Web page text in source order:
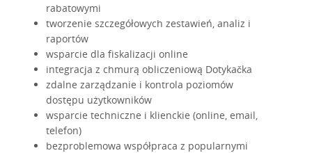
rabatowymi
tworzenie szczegółowych zestawień, analiz i
raportów
wsparcie dla fiskalizacji online
integracja z chmurą obliczeniową Dotykačka
zdalne zarządzanie i kontrola poziomów
dostępu użytkowników
wsparcie techniczne i klienckie (online, email,
telefon)
bezproblemowa współpraca z popularnymi